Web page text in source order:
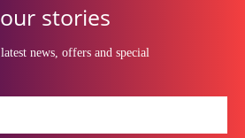
stories
news, offers and special